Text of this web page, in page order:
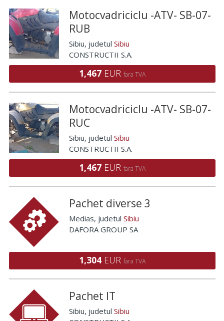
Motocvadriciclu -ATV- SB-07-
RUB
Sibiu, judetul Sibiu
CONSTRUCTII S.A.
1,467 EUR fara TVA
Motocvadriciclu -ATV- SB-07-
RUC
Sibiu, judetul Sibiu
CONSTRUCTII S.A.
1,467 EUR fara TVA
Pachet diverse 3
Medias, judetul Sibiu
DAFORA GROUP SA
1,304 EUR fara TVA
Pachet IT
Sibiu, judetul Sibiu